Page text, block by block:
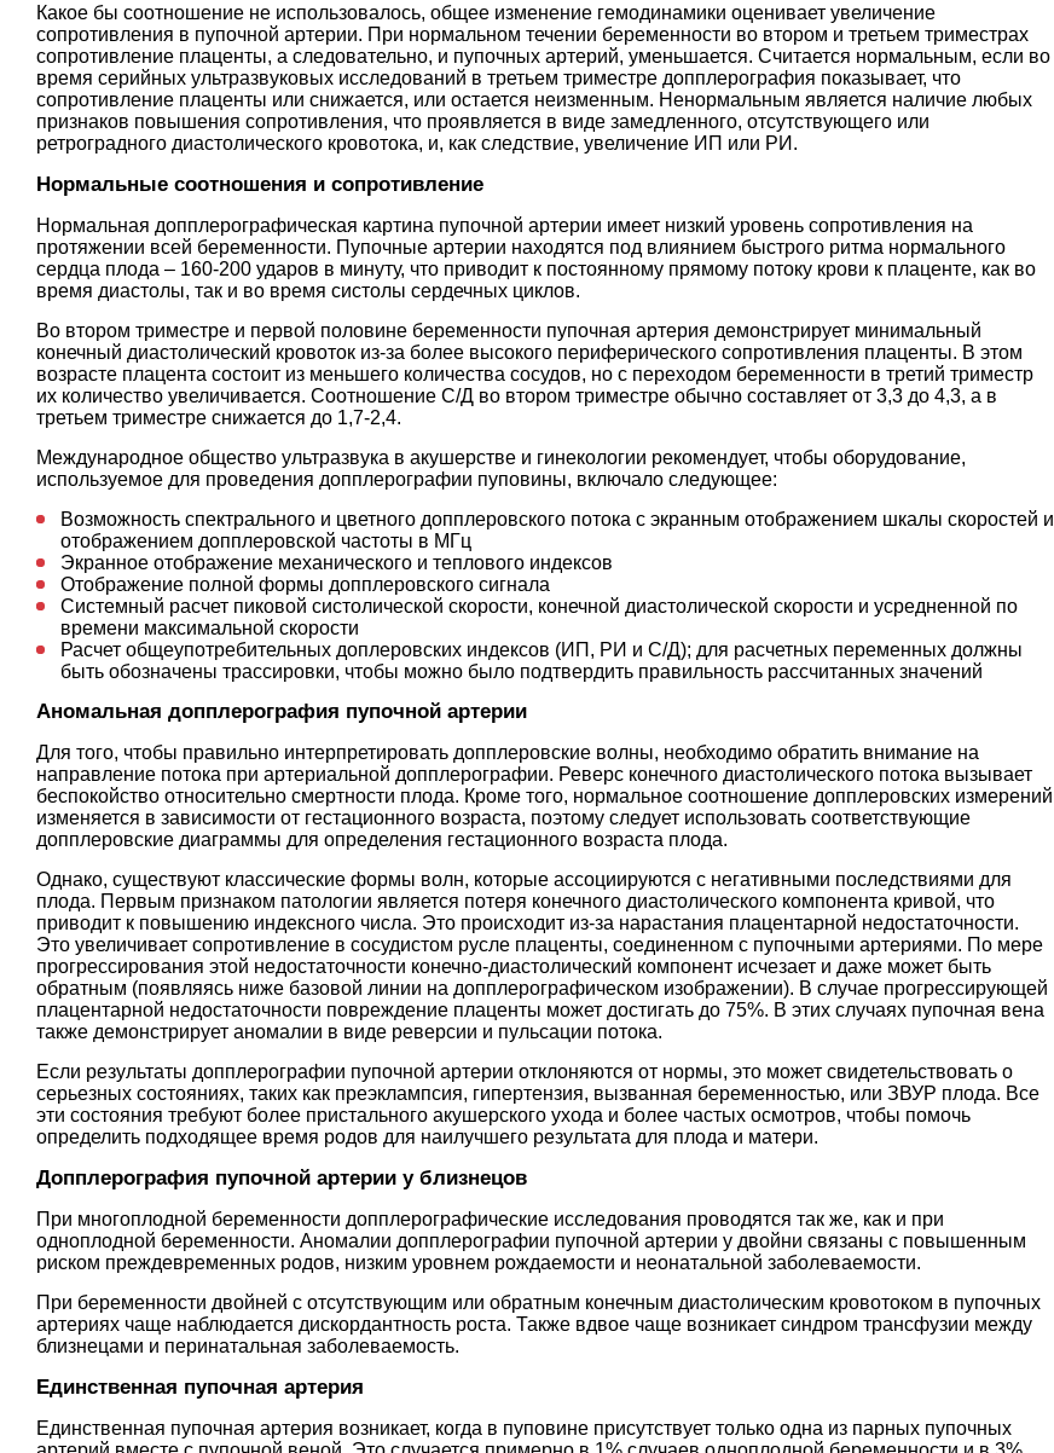
Какое бы соотношение не использовалось, общее изменение гемодинамики оценивает увеличение
сопротивления в пупочной артерии. При нормальном течении беременности во втором и третьем триместрах
сопротивление плаценты, а следовательно, и пупочных артерий, уменьшается. Считается нормальным, если во
время серийных ультразвуковых исследований в третьем триместре допплерография показывает, что
сопротивление плаценты или снижается, или остается неизменным. Ненормальным является наличие любых
признаков повышения сопротивления, что проявляется в виде замедленного, отсутствующего или
ретроградного диастолического кровотока, и, как следствие, увеличение ИП или РИ.
Нормальные соотношения и сопротивление
Нормальная допплерографическая картина пупочной артерии имеет низкий уровень сопротивления на
протяжении всей беременности. Пупочные артерии находятся под влиянием быстрого ритма нормального
сердца плода – 160-200 ударов в минуту, что приводит к постоянному прямому потоку крови к плаценте, как во
время диастолы, так и во время систолы сердечных циклов.
Во втором триместре и первой половине беременности пупочная артерия демонстрирует минимальный
конечный диастолический кровоток из-за более высокого периферического сопротивления плаценты. В этом
возрасте плацента состоит из меньшего количества сосудов, но с переходом беременности в третий триместр
их количество увеличивается. Соотношение С/Д во втором триместре обычно составляет от 3,3 до 4,3, а в
третьем триместре снижается до 1,7-2,4.
Международное общество ультразвука в акушерстве и гинекологии рекомендует, чтобы оборудование,
используемое для проведения допплерографии пуповины, включало следующее:
Возможность спектрального и цветного допплеровского потока с экранным отображением шкалы скоростей и
отображением допплеровской частоты в МГц
Экранное отображение механического и теплового индексов
Отображение полной формы допплеровского сигнала
Системный расчет пиковой систолической скорости, конечной диастолической скорости и усредненной по
времени максимальной скорости
Расчет общеупотребительных доплеровских индексов (ИП, РИ и С/Д); для расчетных переменных должны
быть обозначены трассировки, чтобы можно было подтвердить правильность рассчитанных значений
Аномальная допплерография пупочной артерии
Для того, чтобы правильно интерпретировать допплеровские волны, необходимо обратить внимание на
направление потока при артериальной допплерографии. Реверс конечного диастолического потока вызывает
беспокойство относительно смертности плода. Кроме того, нормальное соотношение допплеровских измерений
изменяется в зависимости от гестационного возраста, поэтому следует использовать соответствующие
допплеровские диаграммы для определения гестационного возраста плода.
Однако, существуют классические формы волн, которые ассоциируются с негативными последствиями для
плода. Первым признаком патологии является потеря конечного диастолического компонента кривой, что
приводит к повышению индексного числа. Это происходит из-за нарастания плацентарной недостаточности.
Это увеличивает сопротивление в сосудистом русле плаценты, соединенном с пупочными артериями. По мере
прогрессирования этой недостаточности конечно-диастолический компонент исчезает и даже может быть
обратным (появляясь ниже базовой линии на допплерографическом изображении). В случае прогрессирующей
плацентарной недостаточности повреждение плаценты может достигать до 75%. В этих случаях пупочная вена
также демонстрирует аномалии в виде реверсии и пульсации потока.
Если результаты допплерографии пупочной артерии отклоняются от нормы, это может свидетельствовать о
серьезных состояниях, таких как преэклампсия, гипертензия, вызванная беременностью, или ЗВУР плода. Все
эти состояния требуют более пристального акушерского ухода и более частых осмотров, чтобы помочь
определить подходящее время родов для наилучшего результата для плода и матери.
Допплерография пупочной артерии у близнецов
При многоплодной беременности допплерографические исследования проводятся так же, как и при
одноплодной беременности. Аномалии допплерографии пупочной артерии у двойни связаны с повышенным
риском преждевременных родов, низким уровнем рождаемости и неонатальной заболеваемости.
При беременности двойней с отсутствующим или обратным конечным диастолическим кровотоком в пупочных
артериях чаще наблюдается дискордантность роста. Также вдвое чаще возникает синдром трансфузии между
близнецами и перинатальная заболеваемость.
Единственная пупочная артерия
Единственная пупочная артерия возникает, когда в пуповине присутствует только одна из парных пупочных